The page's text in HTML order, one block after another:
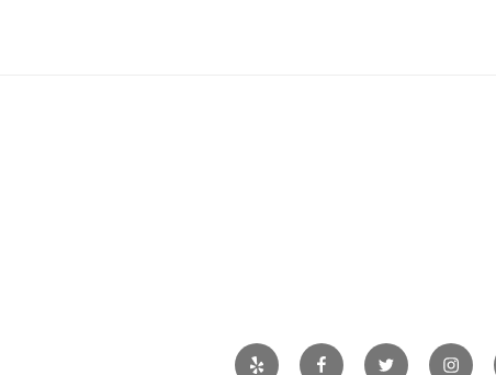
Yelp FacebookTwitter